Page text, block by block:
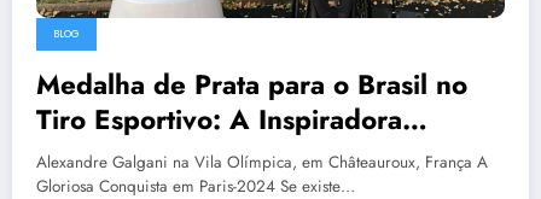
BLOG
Medalha de Prata para o Brasil no
Tiro Esportivo: A Inspiradora
Jornada de Alexandre Galgani
Alexandre Galgani na Vila Olímpica, em Châteauroux, França A
Gloriosa Conquista em Paris-2024 Se existe…